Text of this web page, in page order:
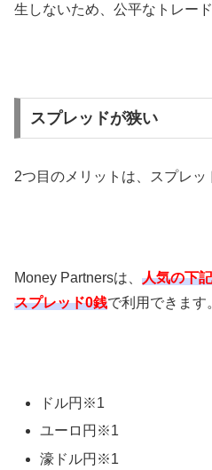
生しないため、公平なトレード
スプレッドが狭い
2つ目のメリットは、スプレッ
Money Partnersは、 人気の下
スプレッド0銭で利用できます
ドル円※1
ユーロ円※1
濠ドル円※1